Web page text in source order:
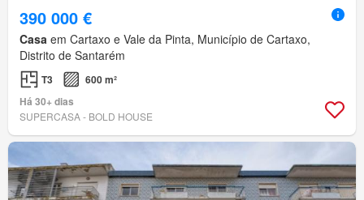
390 000 €
Casa em Cartaxo e Vale da Pinta, Município de Cartaxo,
Distrito de Santarém
T3
600 m²
Há 30+ dias
SUPERCASA - BOLD HOUSE